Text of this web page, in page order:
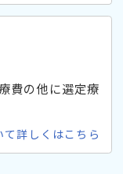
費の他に選定療
詳しくはこちら